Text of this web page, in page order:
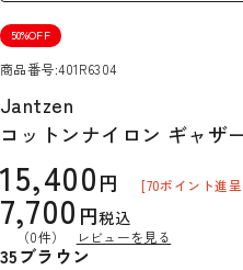
50%OFF
商品番号 401R6304
Jantzen
コットンナイロン ギャザ
15,400
7,700 税込
[70ポイント進
（0件） レビューを見る
35ブラウン